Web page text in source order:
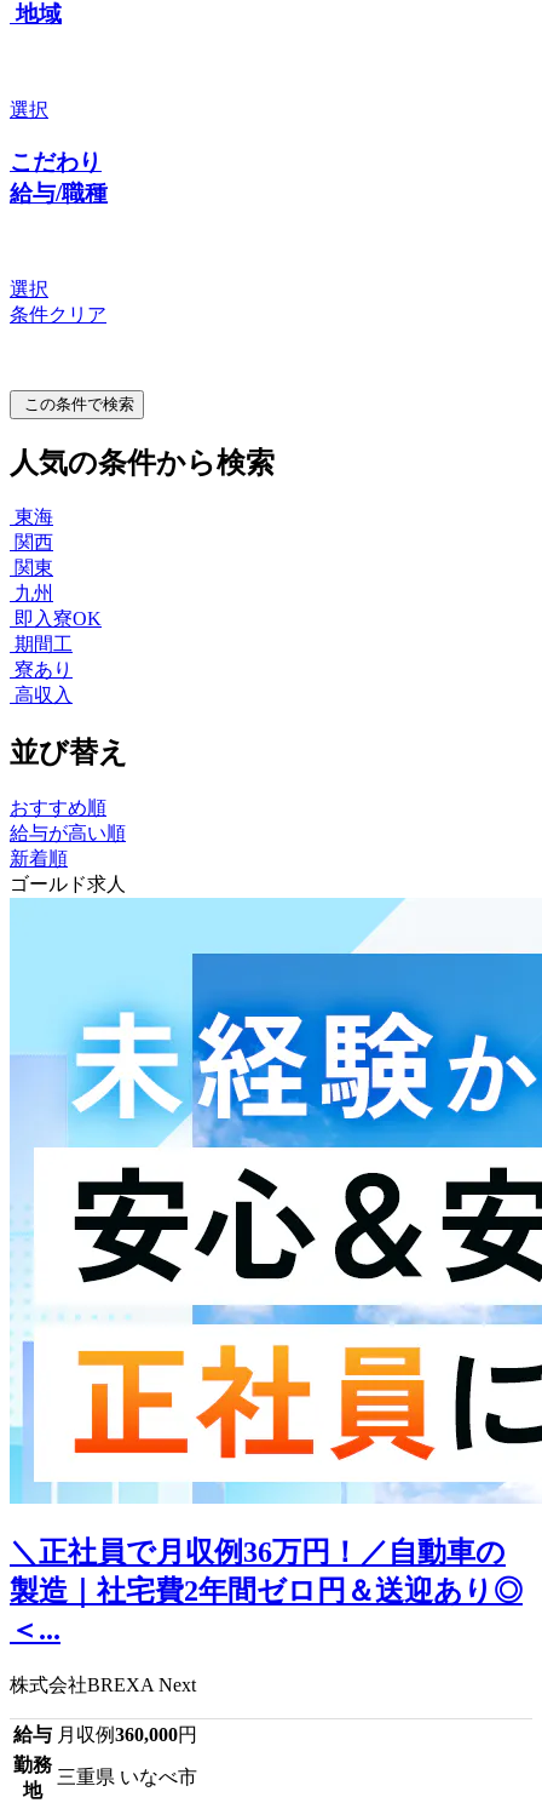
地域
選択
こだわり
給与/職種
選択
条件クリア
この条件で検索
人気の条件から検索
東海
関西
関東
九州
即入寮OK
期間工
寮あり
高収入
並び替え
おすすめ順
給与が高い順
新着順
ゴールド求人
＼正社員で月収例36万円！／自動車の
製造｜社宅費2年間ゼロ円＆送迎あり◎
＜...
株式会社BREXA Next
給与 月収例360,000円
勤務
地
三重県 いなべ市